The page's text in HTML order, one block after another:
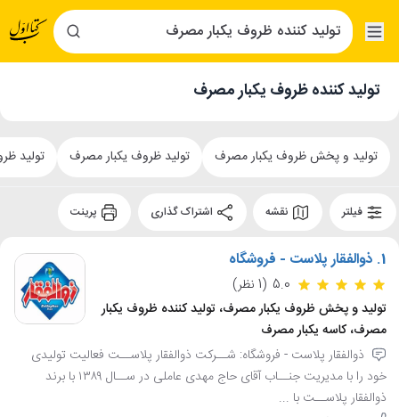
تولید کننده ظروف یکبار مصرف
تولید و پخش ظروف یکبار مصرف تولید ظروف یکبار مصرف تولید
فیلتر نقشه
1. ذوالفقار پلاست - فروشگاه
5.0 (1 نظر)
تولید و پخش ظروف یکبار مصرف، تولید کننده ظروف یکبار
مصرف، کاسه یکبار مصرف
ذوالفقار پلاست - فروشگاه: شــرکت ذوالفقار پلاســت فعالیت تولیدی
خود را با مدیریت جنــاب آقای حاج مهدی عاملی در ســال ۱۳۸۹ با برند
ذوالفقار پلاســت با ...